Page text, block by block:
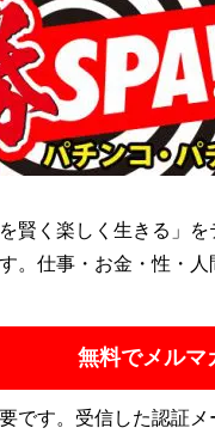
予想家。新刊『安井式
適性を5つに分けて激
必勝法
（秀和システ
安井式上がりＸハロン攻
賢く楽しく生きる」
。仕事・お金・性・
無料でメル
です。受信した認証メ